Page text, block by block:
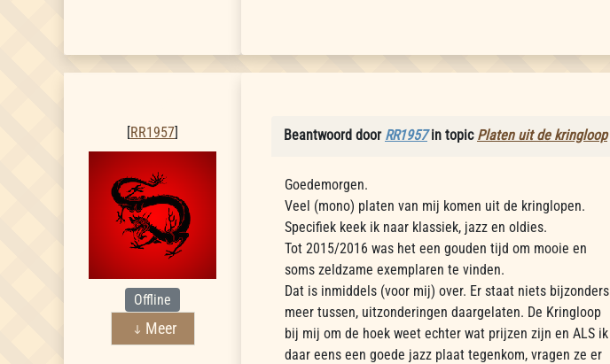
[RR1957]
Offline
Meer
Beantwoord door RR1957in topic Platen uit de kringloop
Goedemorgen.
Veel (mono) platen van mij komen uit de kringlopen.
Specifiek keek ik naar klassiek, jazz en oldies.
Tot 2015/2016 was het een gouden tijd om mooie en
soms zeldzame exemplaren te vinden.
Dat is inmiddels (voor mij) over. Er staat niets bijzonders
meer tussen, uitzonderingen daargelaten. De Kringloop
bij mij om de hoek weet echter wat prijzen zijn en ALS ik
daar eens een goede jazz plaat tegenkom, vragen ze er